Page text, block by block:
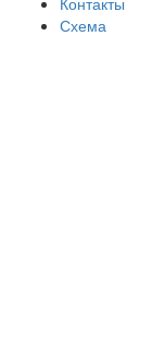
Схема